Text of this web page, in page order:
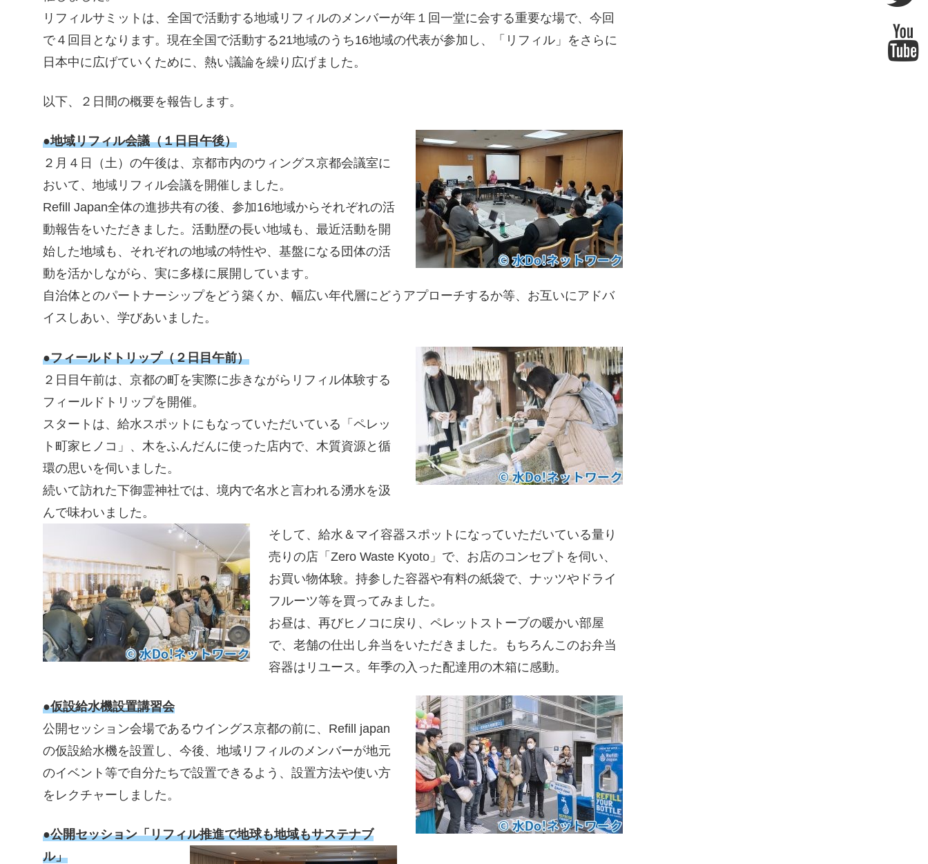
リフィルサミットは、全国で活動する地域リフィルのメンバーが年１回一堂に会する重要な場で、今回
で４回目となります。現在全国で活動する21地域のうち16地域の代表が参加し、「リフィル」をさらに
日本中に広げていくために、熱い議論を繰り広げました。
以下、２日間の概要を報告します。
●地域リフィル会議（１日目午後）
２月４日（土）の午後は、京都市内のウィングス京都会議室に
おいて、地域リフィル会議を開催しました。
Refill Japan全体の進捗共有の後、参加16地域からそれぞれの活
動報告をいただきました。活動歴の長い地域も、最近活動を開
始した地域も、それぞれの地域の特性や、基盤になる団体の活
動を活かしながら、実に多様に展開しています。
自治体とのパートナーシップをどう築くか、幅広い年代層にどうアプローチするか等、お互いにアドバ
イスしあい、学びあいました。
●フィールドトリップ（２日目午前）
２日目午前は、京都の町を実際に歩きながらリフィル体験する
フィールドトリップを開催。
スタートは、給水スポットにもなっていただいている「ペレッ
ト町家ヒノコ」、木をふんだんに使った店内で、木質資源と循
環の思いを伺いました。
続いて訪れた下御霊神社では、境内で名水と言われる湧水を汲
んで味わいました。
そして、給水＆マイ容器スポットになっていただいている量り
売りの店「Zero Waste Kyoto」で、お店のコンセプトを伺い、
お買い物体験。持参した容器や有料の紙袋で、ナッツやドライ
フルーツ等を買ってみました。
お昼は、再びヒノコに戻り、ペレットストーブの暖かい部屋
で、老舗の仕出し弁当をいただきました。もちろんこのお弁当
容器はリユース。年季の入った配達用の木箱に感動。
●仮設給水機設置講習会
公開セッション会場であるウイングス京都の前に、Refill japan
の仮設給水機を設置し、今後、地域リフィルのメンバーが地元
のイベント等で自分たちで設置できるよう、設置方法や使い方
をレクチャーしました。
●公開セッション「リフィル推進で地球も地域もサステナブ
ル」